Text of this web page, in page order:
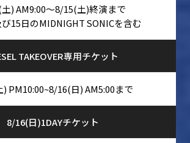
) AM9:00～8/15(土)終演まで
15日のMIDNIGHT SONICを含む
TAKEOVER専用チケット
PM10:00~8/16(日) AM5:00まで
8/16(日)1DAYチケット